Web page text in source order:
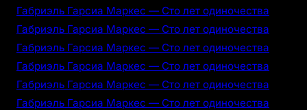
Габриэль Гарсиа Маркес — Сто лет одиночества
Габриэль Гарсиа Маркес — Сто лет одиночества
Габриэль Гарсиа Маркес — Сто лет одиночества
Габриэль Гарсиа Маркес — Сто лет одиночества
Габриэль Гарсиа Маркес — Сто лет одиночества
Габриэль Гарсиа Маркес — Сто лет одиночества